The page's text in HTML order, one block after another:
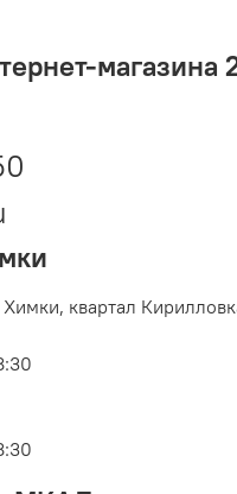
магазина
Химки, квартал